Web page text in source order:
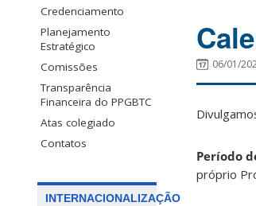
Credenciamento
Planejamento
Estratégico
Comissões
Transparência
Financeira do PPGBTC
Atas colegiado
Contatos
INTERNACIONALIZAÇÃO
06/01/
Período
próprio